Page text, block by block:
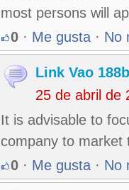
most persons will
0 · Me gusta · No
Link Vao
25 de abril de
It is advisable to
company to market
0 · Me gusta · No